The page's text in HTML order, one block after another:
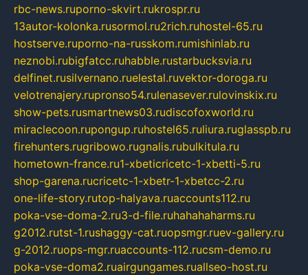
rbc-news.ruporno-skvirt.rukrospr.ru
13autor-kolonka.rusormol.ru2rich.ruhostel-65.ru
hostserve.ruporno-na-russkom.rumishinlab.ru
neznobi.rubigfatcc.ruhabble.rustarbucksvia.ru
delfinet.rusilvernano.ruelestal.ruvektor-doroga.ru
velotrenajery.rupronso54.rulenasever.rulovinskix.ru
show-pets.rusmartnews03.rudiscofoxworld.ru
miraclecoon.rupongup.ruhostel65.ruliura.ruglasspb.ru
firehunters.rugribowo.rugnalis.rubulkitula.ru
hometown-france.ru1-xbeticricetc-1-xbetti-5.ru
shop-garena.rucricetc-1-xbetr-1-xbetcc-2.ru
one-life-story.rutop-halyava.ruaccounts112.ru
poka-vse-doma-2.ru3-d-file.ruhahahaharms.ru
g2012.rutst-1.rushaggy-cat.ruopsmgr.ruev-gallery.ru
g-2012.ruops-mgr.ruaccounts-112.rucsm-demo.ru
poka-vse-doma2.ruairgungames.ruallseo-host.ru